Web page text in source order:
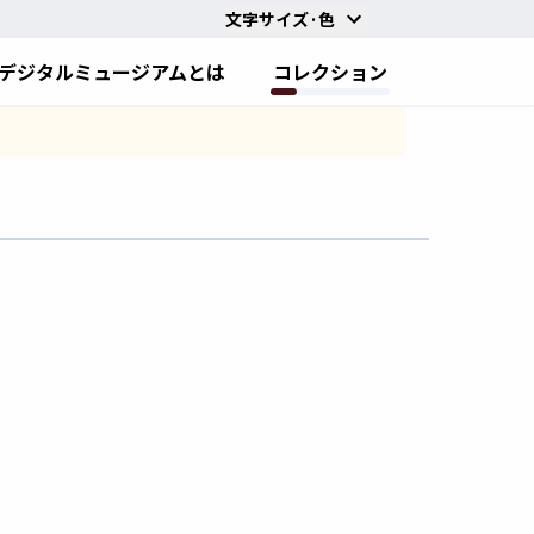
文字サイズ·色
ジタルミュージアムとは コレクション